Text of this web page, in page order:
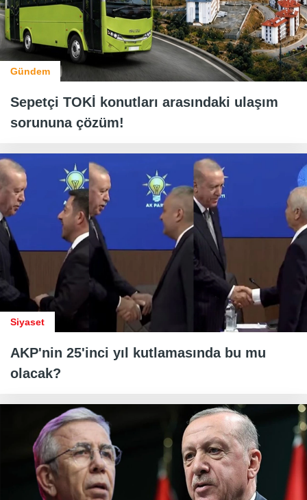
Gündem
Sepetçi TOKİ konutları arasındaki ulaşım
sorununa çözüm!
Siyaset
AKP'nin 25'inci yıl kutlamasında bu mu
olacak?